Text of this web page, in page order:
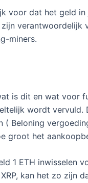
voor dat het geld
verantwoordelijk
miners.
is dit en wat voor
wordt
( Beloning
groot het
1 ETH inwisselen
kan het zo zijn